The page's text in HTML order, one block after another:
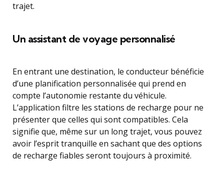
trajet.
Un assistant de voyage personnalisé
En entrant une destination, le conducteur bénéficie
d’une planification personnalisée qui prend en
compte l’autonomie restante du véhicule.
L’application filtre les stations de recharge pour ne
présenter que celles qui sont compatibles. Cela
signifie que, même sur un long trajet, vous pouvez
avoir l’esprit tranquille en sachant que des options
de recharge fiables seront toujours à proximité.